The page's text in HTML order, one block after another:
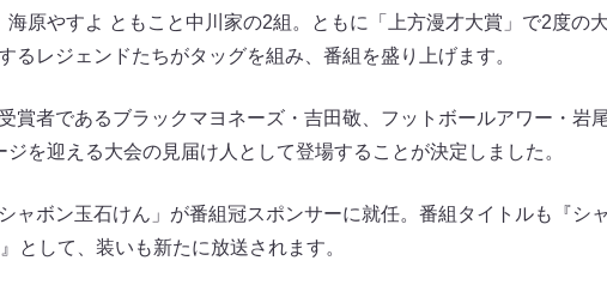
海原やすよ ともこと中川家の2組。ともに「上方漫才大賞」で2度の
るレジェンドたちがタッグを組み、番組を盛り上げます。
賞者であるブラックマヨネーズ・吉田敬、フットボールアワー・岩
を迎える大会の見届け人として登場することが決定しました。
ャボン玉石けん」が番組冠スポンサーに就任。番組タイトルも『シ
として、装いも新たに放送されます。